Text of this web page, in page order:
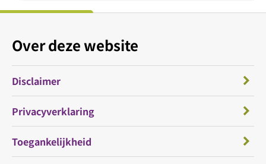
Over deze website
Disclaimer
Privacyverklaring
Toegankelijkheid